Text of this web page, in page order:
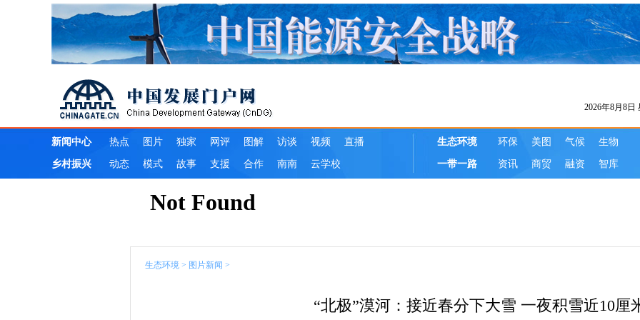
生态环境 > 图片新闻 >
“北极”漠河：接近春分下大雪 一夜积雪近10厘